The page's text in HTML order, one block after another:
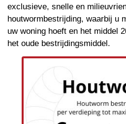
exclusieve, snelle en
houtwormbestrijding, waarbij u
uw woning hoeft en het middel
het oude bestrijdingsmiddel.